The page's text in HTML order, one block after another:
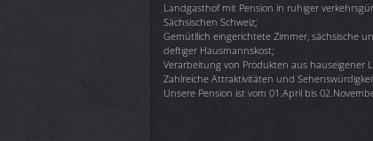
Landgasthof mit Pension in ruhiger
Sächsischen Schweiz;
Gemütllich eingerichtete Zimmer, sächsische
deftiger Hausmannskost;
Verarbeitung von Produkten aus hauseigener
Zahlreiche Attraktivitäten und
Unsere Pension ist vom 01.April bis